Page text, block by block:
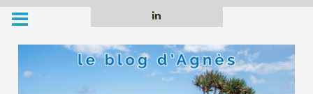
Skip
content